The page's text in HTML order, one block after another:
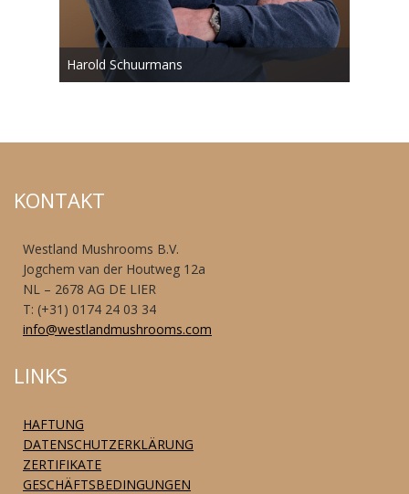
Harold Schuurmans
KONTAKT
Westland Mushrooms B.V.
Jogchem van der Houtweg 12a
NL – 2678 AG DE LIER
T: (+31) 0174 24 03 34
info@westlandmushrooms.com
LINKS
HAFTUNG
DATENSCHUTZERKLÄRUNG
ZERTIFIKATE
GESCHÄFTSBEDINGUNGEN